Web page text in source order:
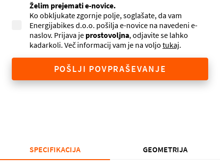
Želim prejemati e-novice.
Ko obkljukate zgornje polje, soglašate, da vam
Energijabikes d.o.o. pošilja e-novice na navedeni e-
naslov. Prijava je prostovoljna, odjavite se lahko
kadarkoli. Več informacij vam je na voljo tukaj.
POŠLJI POVPRAŠEVANJE
SPECIFIKACIJA GEOMETRIJA